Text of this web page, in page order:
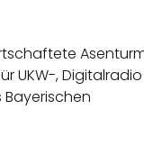
UKW-, Digitalradio
Bayerischen